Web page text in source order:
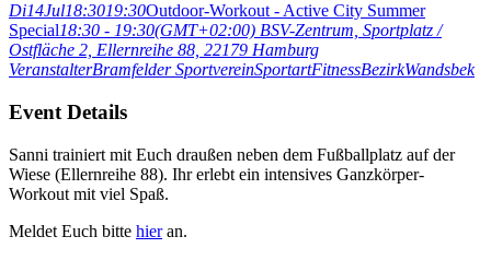
Di14Jul18:3019:30Outdoor-Workout - Active City Summer
Special18:30 - 19:30(GMT+02:00) BSV-Zentrum, Sportplatz /
Ostfläche 2, Ellernreihe 88, 22179 Hamburg
VeranstalterBramfelder SportvereinSportartFitnessBezirkWandsbek
Event Details
Sanni trainiert mit Euch draußen neben dem Fußballplatz auf der
Wiese (Ellernreihe 88). Ihr erlebt ein intensives Ganzkörper-
Workout mit viel Spaß.
Meldet Euch bitte hieran.